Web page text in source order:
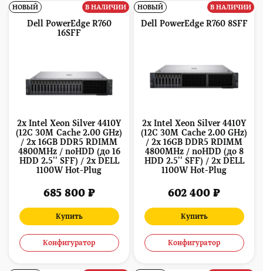
Dell PowerEdge R760
16SFF
2x Intel Xeon Silver 4410Y
(12C 30M Cache 2.00 GHz)
/ 2x 16GB DDR5 RDIMM
4800MHz / noHDD (до 16
HDD 2.5'' SFF) / 2x DELL
1100W Hot-Plug
685 800 ₽
Купить
Конфигуратор
НОВЫЙ В НАЛИЧИИ
Dell PowerEdge R760 8SFF
2x Intel Xeon Silver 4410Y
(12C 30M Cache 2.00 GHz)
/ 2x 16GB DDR5 RDIMM
4800MHz / noHDD (до 8
HDD 2.5'' SFF) / 2x DELL
1100W Hot-Plug
602 400 ₽
Купить
Конфигуратор
НОВЫЙ В НАЛИЧИИ